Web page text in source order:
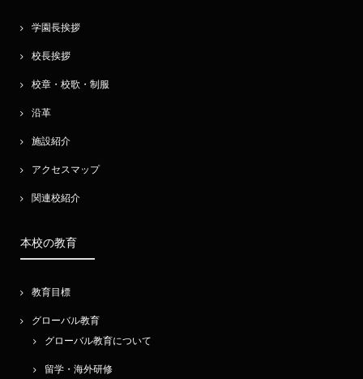
学園長挨拶
校長挨拶
校章・校歌・制服
沿革
施設紹介
アクセスマップ
関連校紹介
本校の教育
教育目標
グローバル教育
グローバル教育について
留学・海外研修